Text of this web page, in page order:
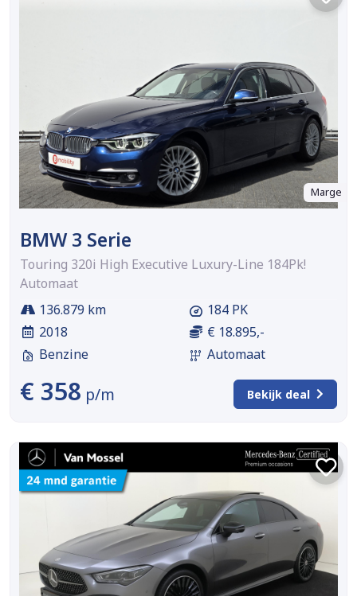
Marge
BMW 3 Serie
Touring 320i High Executive Luxury-Line 184Pk!
Automaat
136.879 km
2018
Benzine
184 PK
€ 18.895,-
Automaat
€ 358 p/m Bekijk deal